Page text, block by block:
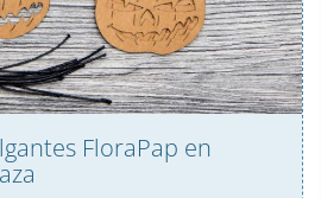
FloraPap en